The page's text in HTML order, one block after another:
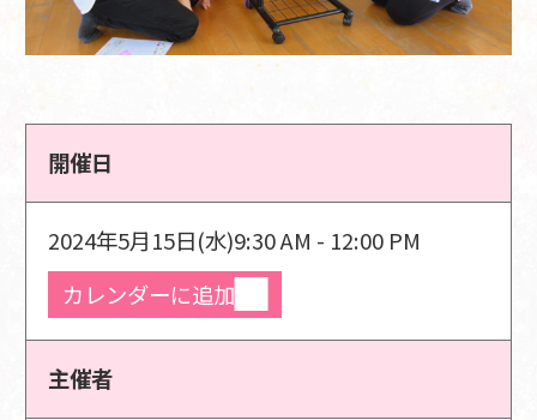
開催日
2024年5月15日(水)9:30 AM - 12:00 PM
カレンダーに追加
主催者